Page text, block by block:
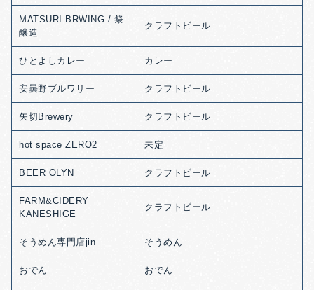
MATSURI BRWING / 祭
醸造
クラフトビール
ひとよしカレー カレー
安曇野ブルワリー クラフトビール
矢切Brewery クラフトビール
hot space ZERO2 未定
BEER OLYN クラフトビール
FARM&CIDERY
KANESHIGE
クラフトビール
そうめん専門店jin そうめん
おでん おでん